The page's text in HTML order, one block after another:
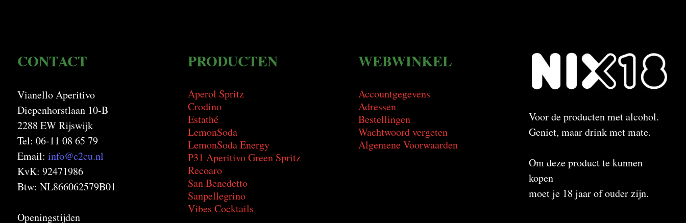
CONTACT
Vianello Aperitivo
Diepenhorstlaan 10-B
2288 EW Rijswijk
Tel: 06-11 08 65 79
Email: info@c2cu.nl
KvK: 92471986
Btw: NL866062579B01
Openingstijden
PRODUCTEN
Aperol Spritz
Crodino
Estathé
LemonSoda
LemonSoda Energy
P31 Aperitivo Green Spritz
Recoaro
San Benedetto
Sanpellegrino
Vibes Cocktails
WEBWINKEL
Accountgegevens
Adressen
Bestellingen
Wachtwoord vergeten
Algemene Voorwaarden
Voor de producten met alcohol.
Geniet, maar drink met mate.
Om deze product te kunnen
kopen
moet je 18 jaar of ouder zijn.